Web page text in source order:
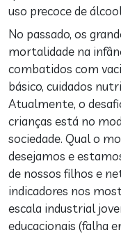
uso precoce de
No passado, os
mortalidade na
combatidos com
básico, cuidados
Atualmente, o
crianças está no
sociedade. Qual o
desejamos e
de nossos filhos e
indicadores nos
escala industrial
educacionais (falha